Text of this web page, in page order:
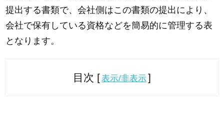
提出する書類で、会社側はこの書類の提出により、
会社で保有している資格などを簡易的に管理する表
となります。
目次 [表示/非表示]